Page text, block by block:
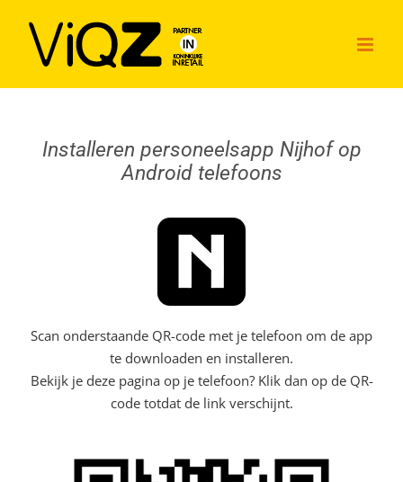
inhoud
Installeren personeelsapp Nijhof op
Android telefoons
Scan onderstaande QR-code met je telefoon om de app
te downloaden en installeren.
Bekijk je deze pagina op je telefoon? Klik dan op de QR-
code totdat de link verschijnt.